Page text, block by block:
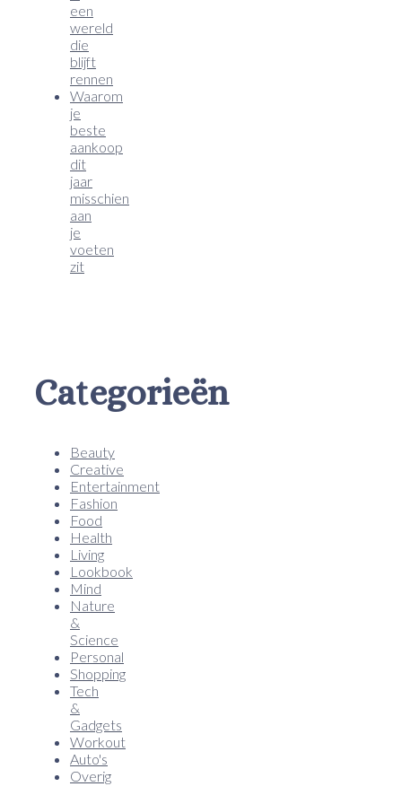
een
wereld
die
blijft
rennen
Waarom
je
beste
aankoop
dit
jaar
misschien
aan
je
voeten
zit
Categorieën
Beauty
Creative
Entertainment
Fashion
Food
Health
Living
Lookbook
Mind
Nature
&
Science
Personal
Shopping
Tech
&
Gadgets
Workout
Auto's
Overig